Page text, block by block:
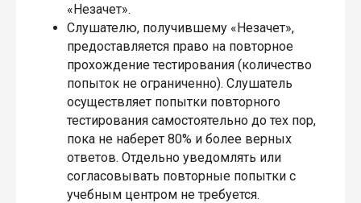
«Незачет».
Слушателю, получившему «Незачет»,
предоставляется право на повторное
прохождение тестирования (количество
попыток не ограниченно). Слушатель
осуществляет попытки повторного
тестирования самостоятельно до тех пор,
пока не наберет 80% и более верных
ответов. Отдельно уведомлять или
согласовывать повторные попытки с
учебным центром не требуется.